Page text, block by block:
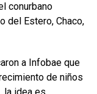
conurbano
del Estero, Chaco,
a Infobae que
de niños